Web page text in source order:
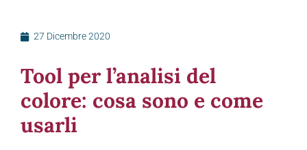
27 Dicembre 2020
Tool per l’analisi del
colore: cosa sono e come
usarli